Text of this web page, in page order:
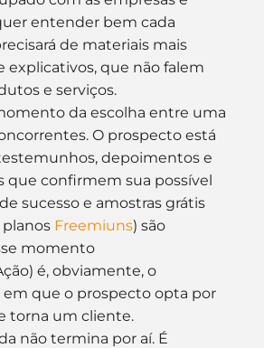
entender bem cada
de materiais mais
explicativos, que não falem
e serviços.
da escolha entre uma
O prospecto está
depoimentos e
que confirmem sua possível
sucesso e amostras grátis
planos Freemiuns) são
momento
é, obviamente, o
que o prospecto opta por
torna um cliente.
não termina por aí. É